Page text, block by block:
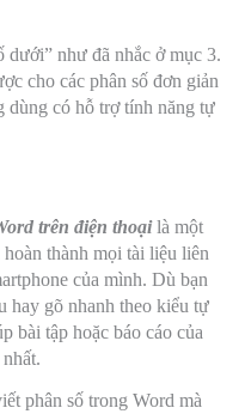
dưới” như đã nhắc ở mục 3.
cho các phân số đơn giản
dùng có hỗ trợ tính năng tự
trên điện thoạilà một
thành mọi tài liệu liên
của mình. Dù bạn
hay gõ nhanh theo kiểu tự
bài tập hoặc báo cáo của
phân số trong Word mà